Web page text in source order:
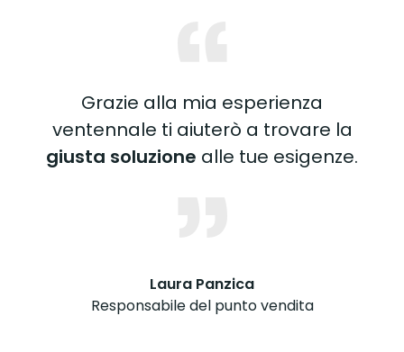
Grazie alla mia esperienza
ventennale ti aiuterò a trovare la
giusta soluzione alle tue esigenze.
Laura Panzica
Responsabile del punto vendita